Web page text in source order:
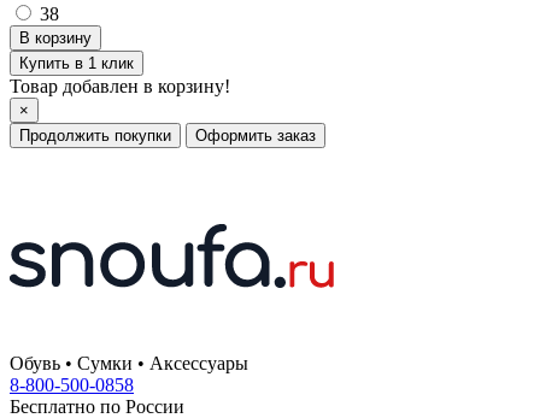
38
Купить в 1 клик
Товар добавлен в корзину!
×
Продолжить покупки
Оформить заказ
Обувь • Сумки • Аксессуары
8-800-500-0858
Бесплатно по России